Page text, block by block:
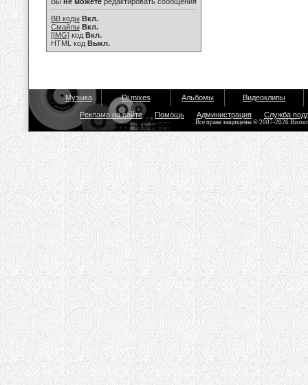
BB коды Вкл.
Смайлы Вкл.
[IMG] код Вкл.
HTML код Выкл.
Музыка Dj mixes Альбомы Видеоклипы
Реклама на сайте Помощь Администрация Служба
Все права защищены © 2007-2026